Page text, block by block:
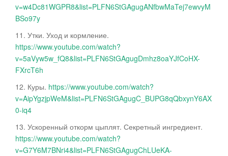
v=w4Dc81WGPR8&list=PLFN6StGAgugANfbwMaTej7ewvyM
BSo97y
11. Утки. Уход и кормление.
https://www.youtube.com/watch?
v=5aVyw5w_fQ8&list=PLFN6StGAgugDmhz8oaYJfCoHX-
FXrcT6h
12. Куры. https://www.youtube.com/watch?
v=AipYgzjpWeM&list=PLFN6StGAgugC_BUPG8qQbxynY6AX
0-iq4
13. Ускоренный откорм цыплят. Секретный ингредиент.
https://www.youtube.com/watch?
v=G7Y6M7BNri4&list=PLFN6StGAgugChLUeKA-